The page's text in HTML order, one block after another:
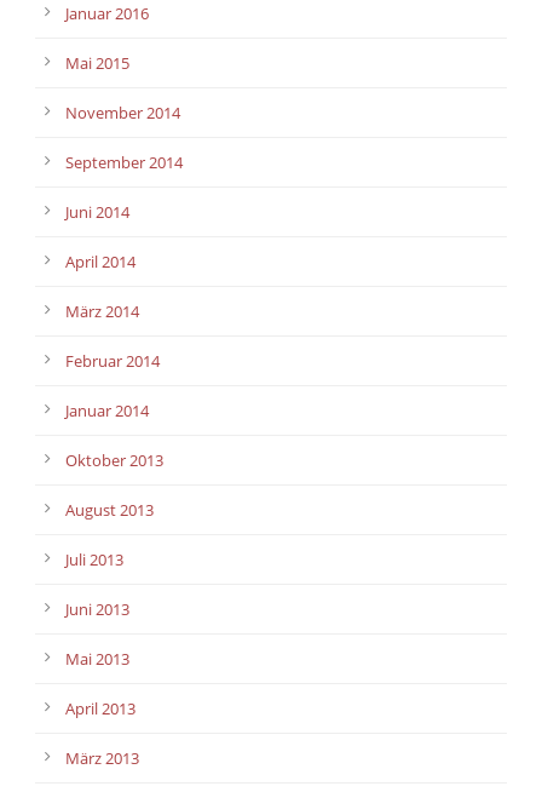
Januar 2016
Mai 2015
November 2014
September 2014
Juni 2014
April 2014
März 2014
Februar 2014
Januar 2014
Oktober 2013
August 2013
Juli 2013
Juni 2013
Mai 2013
April 2013
März 2013